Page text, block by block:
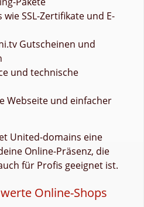
wie SSL-Zertifikate und E-
Gutscheinen und
und technische
Webseite und einfacher
United-domains eine
Online-Präsenz, die
für Profis geeignet ist.
Online-Shops